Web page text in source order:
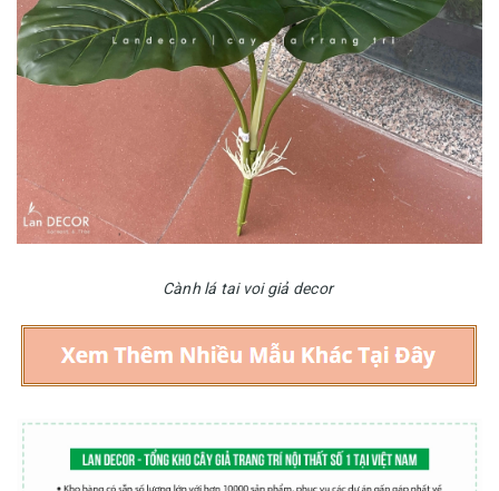
Cành lá tai voi giả decor